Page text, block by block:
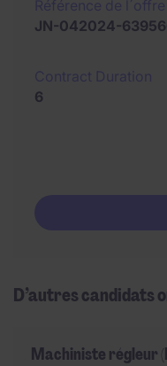
JN-042024-
6
D’autres candidats
Machiniste régleur